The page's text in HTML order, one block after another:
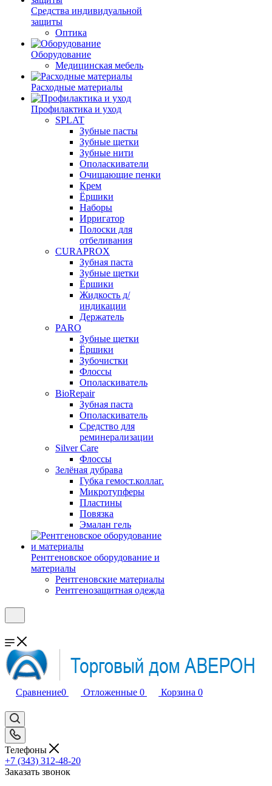
Средства индивидуальной
защиты
Оптика
Оборудование
Медицинская мебель
Расходные материалы
Профилактика и уход
SPLAT
Зубные пасты
Зубные щетки
Зубные нити
Ополаскиватели
Очищающие пенки
Крем
Ёршики
Наборы
Ирригатор
Полоски для
отбеливания
CURAPROX
Зубная паста
Зубные щетки
Ёршики
Жидкость д/
индикации
Держатель
PARO
Зубные щетки
Ёршики
Зубочистки
Флоссы
Ополаскиватель
BioRepair
Зубная паста
Ополаскиватель
Средство для
реминерализации
Silver Care
Флоссы
Зелёная дубрава
Губка гемост.коллаг.
Микротупферы
Пластины
Повязка
Эмалан гель
Рентгеновское оборудование и
материалы
Рентгеновские материалы
Рентгенозащитная одежда
Сравнение0 Отложенные 0 Корзина 0
Телефоны
+7 (343) 312-48-20
Заказать звонок